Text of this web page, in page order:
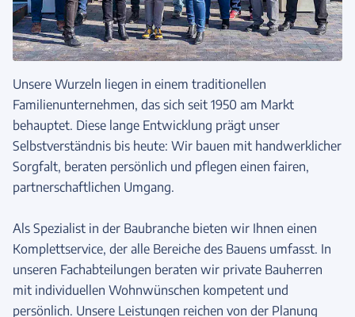
Unsere Wurzeln liegen in einem traditionellen
Familienunternehmen, das sich seit 1950 am Markt
behauptet. Diese lange Entwicklung prägt unser
Selbstverständnis bis heute: Wir bauen mit handwerklicher
Sorgfalt, beraten persönlich und pflegen einen fairen,
partnerschaftlichen Umgang.
Als Spezialist in der Baubranche bieten wir Ihnen einen
Komplettservice, der alle Bereiche des Bauens umfasst. In
unseren Fachabteilungen beraten wir private Bauherren
mit individuellen Wohnwünschen kompetent und
persönlich. Unsere Leistungen reichen von der Planung